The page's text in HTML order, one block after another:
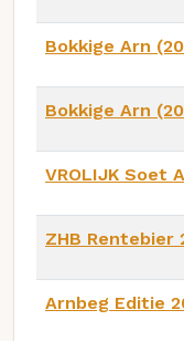
Bokkige Arn
Bokkige Arn
VROLIJK Soet
ZHB Rentebier
Arnbeg Editie